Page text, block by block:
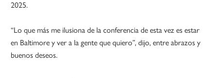
2025.
“Lo que más me ilusiona de la conferencia de esta vez es estar
en Baltimore y ver a la gente que quiero”, dijo, entre abrazos y
buenos deseos.